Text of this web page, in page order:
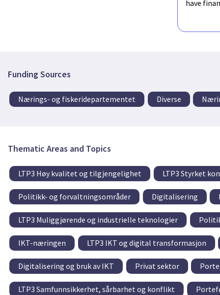
have
Funding Sources
Nærings- og fiskeridepartementet Diverse
Thematic Areas and Topics
LTP3 Høy kvalitet og tilgjengelighet LTP3 Styrket
Politikk- og forvaltningsområder Digitalisering
LTP3 Muliggjørende og industrielle teknologier
IKT-næringen LTP3 IKT og digital transformasjon
Digitalisering og bruk av IKT Privat sektor
LTP3 Samfunnsikkerhet, sårbarhet og konflikt